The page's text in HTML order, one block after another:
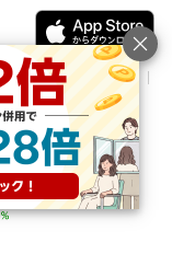
ース情報
利用規約
一覧 アプリ一覧